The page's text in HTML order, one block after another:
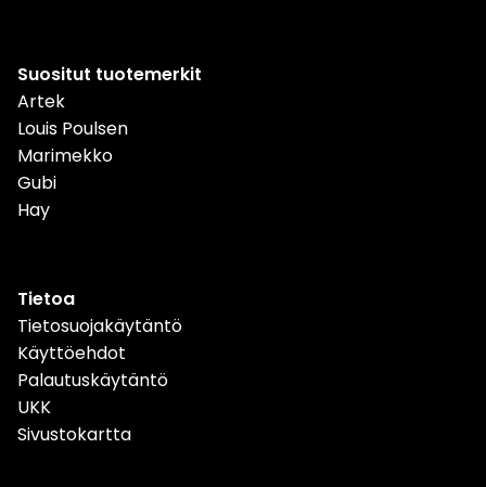
Suositut tuotemerkit
Artek
Louis Poulsen
Marimekko
Gubi
Hay
Tietoa
Tietosuojakäytäntö
Käyttöehdot
Palautuskäytäntö
UKK
Sivustokartta